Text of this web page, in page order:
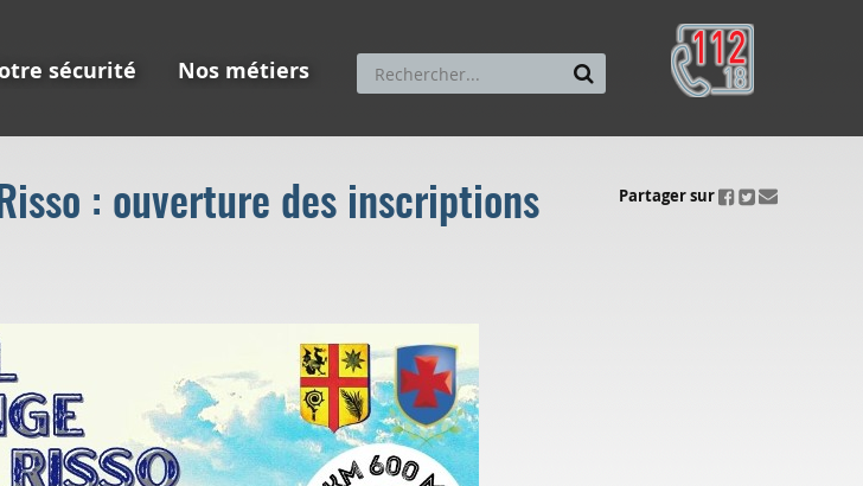
sécurité Nos métiers
: ouverture des inscriptionsui.fo.accessibility.echappement.partage
Partager sur